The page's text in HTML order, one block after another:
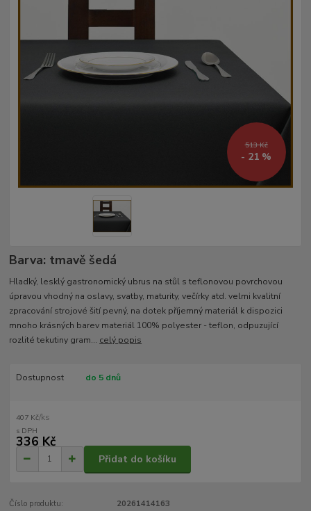
513 Kč
- 21 %
Barva: tmavě šedá
Hladký, lesklý gastronomický ubrus na stůl s teflonovou povrchovou
úpravou vhodný na oslavy, svatby, maturity, večírky atd. velmi kvalitní
zpracování strojové šití pevný, na dotek příjemný materiál k dispozici
mnoho krásných barev materiál 100% polyester - teflon, odpuzující
rozlité tekutiny gram... celý popis
Dostupnost do 5 dnů
407 Kč/ks
336 Kč
Přidat do košíku
Číslo produktu: 20261414163